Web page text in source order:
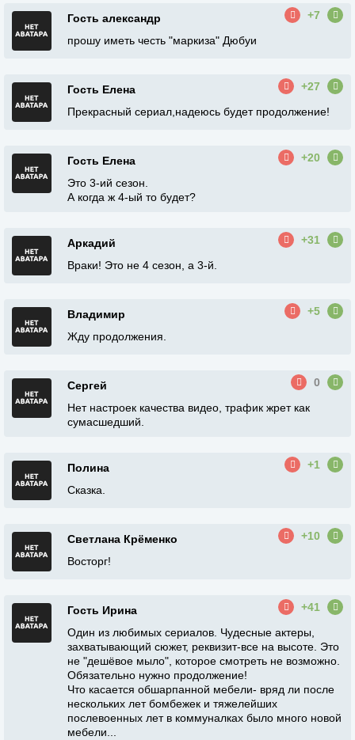
Гость александр
+7
прошу иметь честь "маркиза" Дюбуи
Гость Елена
+27
Прекрасный сериал,надеюсь будет продолжение!
Гость Елена
+20
Это 3-ий сезон.
А когда ж 4-ый то будет?
Аркадий
+31
Враки! Это не 4 сезон, а 3-й.
Владимир
+5
Жду продолжения.
Сергей
0
Нет настроек качества видео, трафик жрет как
сумасшедший.
Полина
+1
Сказка.
Светлана Крёменко
+10
Восторг!
Гость Ирина
+41
Один из любимых сериалов. Чудесные актеры,
захватывающий сюжет, реквизит-все на высоте. Это
не "дешёвое мыло", которое смотреть не возможно.
Обязательно нужно продолжение!
Что касается обшарпанной мебели- вряд ли после
нескольких лет бомбежек и тяжелейших
послевоенных лет в коммуналках было много новой
мебели...